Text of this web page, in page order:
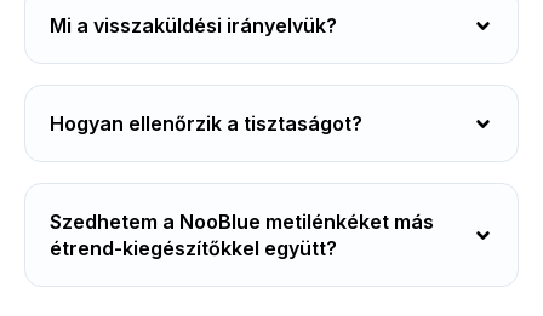
Mi a visszaküldési irányelvük?
Hogyan ellenőrzik a tisztaságot?
Szedhetem a NooBlue metilénkéket más
étrend-kiegészítőkkel együtt?